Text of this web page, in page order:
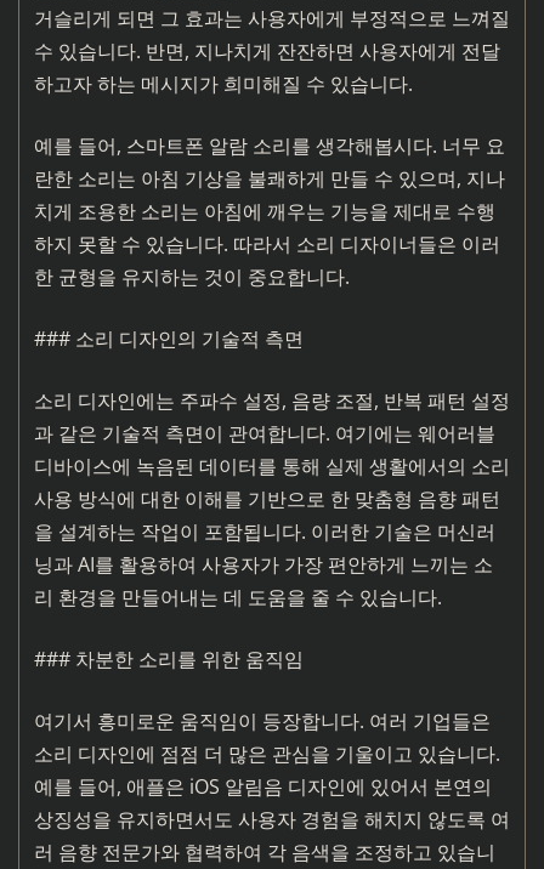
거슬리게 되면 그 효과는 사용자에게 부정적으로 느껴질
수 있습니다. 반면, 지나치게 잔잔하면 사용자에게 전달
하고자 하는 메시지가 희미해질 수 있습니다.
예를 들어, 스마트폰 알람 소리를 생각해봅시다. 너무 요
란한 소리는 아침 기상을 불쾌하게 만들 수 있으며, 지나
치게 조용한 소리는 아침에 깨우는 기능을 제대로 수행
하지 못할 수 있습니다. 따라서 소리 디자이너들은 이러
한 균형을 유지하는 것이 중요합니다.
### 소리 디자인의 기술적 측면
소리 디자인에는 주파수 설정, 음량 조절, 반복 패턴 설정
과 같은 기술적 측면이 관여합니다. 여기에는 웨어러블
디바이스에 녹음된 데이터를 통해 실제 생활에서의 소리
사용 방식에 대한 이해를 기반으로 한 맞춤형 음향 패턴
을 설계하는 작업이 포함됩니다. 이러한 기술은 머신러
닝과 AI를 활용하여 사용자가 가장 편안하게 느끼는 소
리 환경을 만들어내는 데 도움을 줄 수 있습니다.
### 차분한 소리를 위한 움직임
여기서 흥미로운 움직임이 등장합니다. 여러 기업들은
소리 디자인에 점점 더 많은 관심을 기울이고 있습니다.
예를 들어, 애플은 iOS 알림음 디자인에 있어서 본연의
상징성을 유지하면서도 사용자 경험을 해치지 않도록 여
러 음향 전문가와 협력하여 각 음색을 조정하고 있습니